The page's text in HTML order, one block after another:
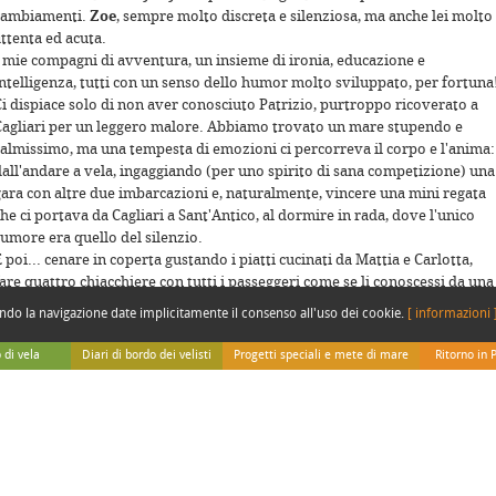
For development purposes only For development purposes
Zoe, sempre molto discreta e silenziosa, ma anche lei molto
ed acuta.
compagni di avventura, un insieme di ironia, educazione e
tutti con un senso dello humor molto sviluppato, per fortuna!
dispiace solo di non aver conosciuto Patrizio, purtroppo ricoverato a
per un leggero malore. Abbiamo trovato un mare stupendo e
ma una tempesta di emozioni ci percorreva il corpo e l'anima:
a vela, ingaggiando (per uno spirito di sana competizione) una
con altre due imbarcazioni e, naturalmente, vincere una mini regata
ci portava da Cagliari a Sant'Antico, al dormire in rada, dove l'unico
era quello del silenzio.
poi... cenare in coperta gustando i piatti cucinati da Mattia e Carlotta,
quattro chiacchiere con tutti i passeggeri come se li conoscessi da una
serenità e la felicità che poi diventavano a tratti malinconia, pensando che
non avrei potuto dividere questa stupenda esperienza con i miei cari, mia
Daniela e i miei figli, Francesco e Armando. Ma sempre con la
di vela Diari di bordo dei velisti Progetti speciali e mete di mare Ritorno in
la navigazione date implicitamente il consenso all'uso dei cookie. [ informazioni ]